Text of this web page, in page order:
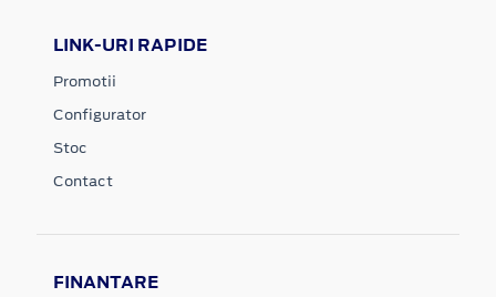
LINK-URI RAPIDE
Promotii
Configurator
Stoc
Contact
FINANTARE